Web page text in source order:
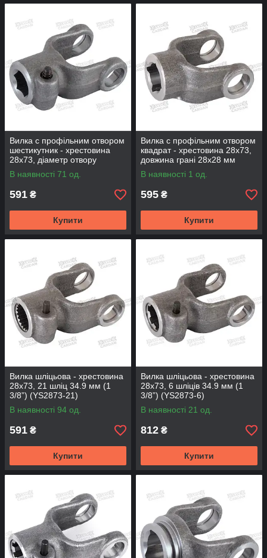
Вилка с профільним отвором
шестикутник - хрестовина
28х73, діаметр отвору
28.6/32.8 мм (YP2873-H29)
В наявності 71 од.
591 ₴
Купити
Вилка с профільним отвором
квадрат - хрестовина 28х73,
довжина грані 28х28 мм
(YP2873-S28)
В наявності 1 од.
595 ₴
Купити
Вилка шліцьова - хрестовина
28х73, 21 шліц 34.9 мм (1
3/8”) (YS2873-21)
В наявності 94 од.
591 ₴
Купити
Вилка шліцьова - хрестовина
28х73, 6 шліців 34.9 мм (1
3/8”) (YS2873-6)
В наявності 21 од.
812 ₴
Купити